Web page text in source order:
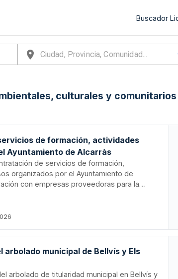
Buscador
culturales y comunitarios
de formación, actividades
Ayuntamiento de Alcarràs
de servicios de formación,
organizados por el Ayuntamiento de
con empresas proveedoras para la
según las necesidades municipales. Los
social, cultural, deportivo y
municipal de Bellvís y Els
arbolado de titularidad municipal en Bellvís y